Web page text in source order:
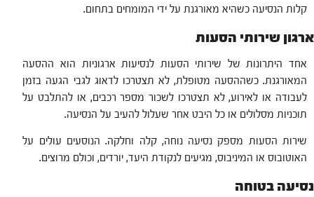
קלות הנסיעה כשהיא מאורגנת על ידי המומחים בתחום.
ארגון שירותי הסעות
אחד היתרונות של שירותי הסעות לנסיעות ארגוניות הוא ההסעה
המאורגנת. כשההסעה מטופלת, לא תצטרכו לדאוג לגבי הגעה בזמן
לעבודה או לאירוע, לא תצטרכו לשכור מספר רכבים, או להתלבט על
תוכניות מסלולים או כל היבט אחר שעלול להעיב על הנסיעה.
שירות הסעות מספק נסיעה נוחה, קלה וחלקה. הנוסעים עולים על
האוטובוס או המיניבוס, מגיעים לנקודת היעד, יורדים, וכולם מרוצים.
נסיעה בטוחה